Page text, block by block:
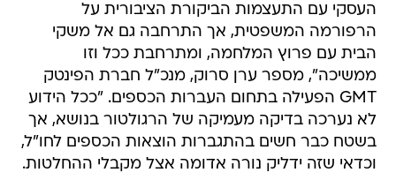
העסקי עם התעצמות הביקורת הציבורית על
הרפורמה המשפטית, אך התרחבה גם אל משקי
הבית עם פרוץ המלחמה, ומתרחבת ככל וזו
ממשיכה", מספר ערן סרוק, מנכ"ל חברת הפינטק
GMT הפעילה בתחום העברות הכספים. "ככל הידוע
לא נערכה בדיקה מעמיקה של הרגולטור בנושא, אך
בשטח כבר חשים בהתגברות הוצאות הכספים לחו"ל,
וכדאי שזה ידליק נורה אדומה אצל מקבלי ההחלטות.